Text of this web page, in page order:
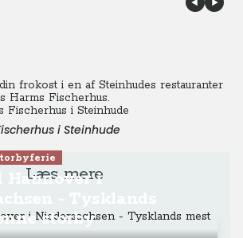
frokost i en af Steinhudes restauranter
Harms Fischerhus.
i Steinhude
Læs mere
Hannover i
storby